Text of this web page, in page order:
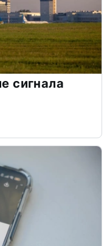
сигнала